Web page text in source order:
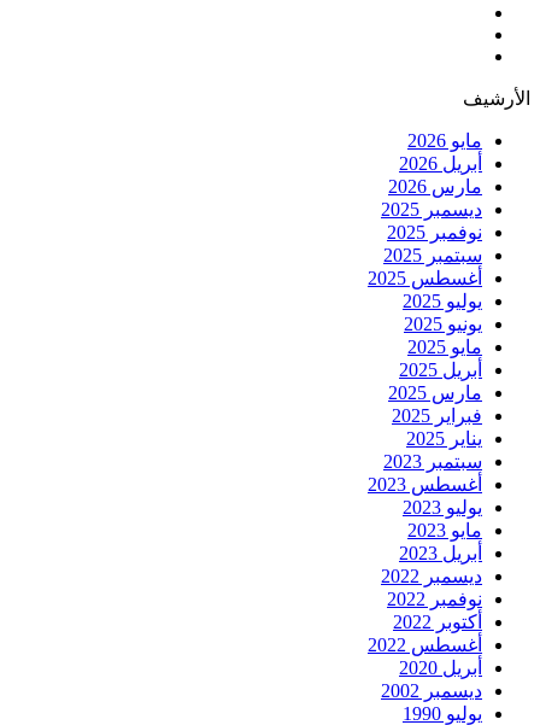
الأرشيف
مايو 2026
أبريل 2026
مارس 2026
ديسمبر 2025
نوفمبر 2025
سبتمبر 2025
أغسطس 2025
يوليو 2025
يونيو 2025
مايو 2025
أبريل 2025
مارس 2025
فبراير 2025
يناير 2025
سبتمبر 2023
أغسطس 2023
يوليو 2023
مايو 2023
أبريل 2023
ديسمبر 2022
نوفمبر 2022
أكتوبر 2022
أغسطس 2022
أبريل 2020
ديسمبر 2002
يوليو 1990